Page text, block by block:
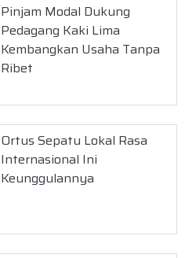
Pinjam Modal Dukung
Pedagang Kaki Lima
Kembangkan Usaha Tanpa
Ribet
Ortus Sepatu Lokal Rasa
Internasional Ini
Keunggulannya